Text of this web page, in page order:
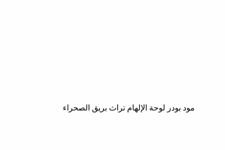
مود بودر لوحة الإلهام تراث بريق الصحراء